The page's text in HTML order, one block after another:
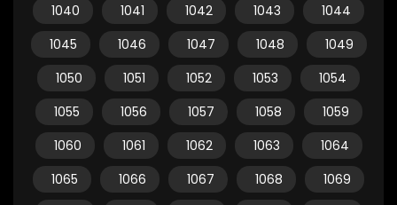
1040
1041 1042 1043
1044
1045
1046 1047 1048
1049
1050
1051 1052 1053
1054
1055
1056 1057 1058
1059
1060
1061 1062 1063
1064
1065
1066 1067 1068
1069